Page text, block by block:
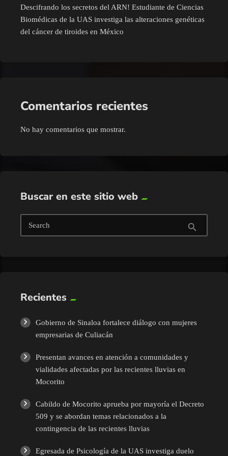
Descifrando los secretos del ARN! Estudiante de Ciencias
Biomédicas de la UAS investiga las alteraciones genéticas
del cáncer de tiroides en México
Comentarios recientes
No hay comentarios que mostrar.
Buscar en este sitio web
Search search
Recientes
Gobierno de Sinaloa fortalece diálogo con mujeres
empresarias de Culiacán
Presentan avances en atención a comunidades y
vialidades afectadas por las recientes lluvias en
Mocorito
Cabildo de Mocorito aprueba por mayoría el Decreto
509 y se abordan temas relacionados a la
contingencia de las recientes lluvias
Egresada de Psicología de la UAS investiga duelo